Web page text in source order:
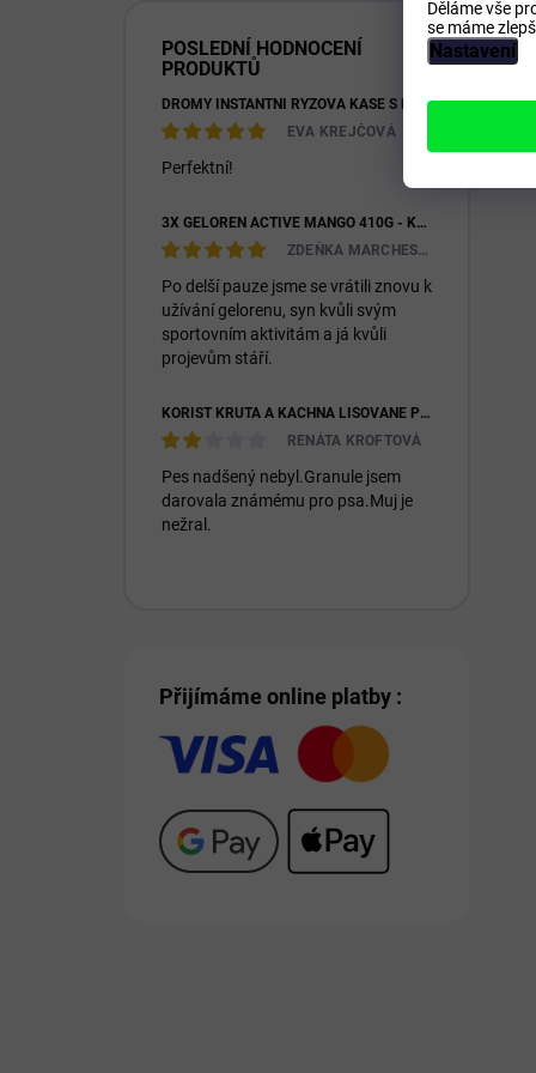
Děláme vše
se máme
Nastavení
POSLEDNÍ HODNOCENÍ
PRODUKTŮ
DROMY INSTANTNÍ RÝŽOVÁ KAŠE S KOZÍM MLÉKEM & PREBIOTIKY 1200G
EVA KREJČOVÁ
Perfektní!
3X GELOREN ACTIVE MANGO 410G - KLOUBNÍ VÝŽIVA PRO LIDI (3X 90KS)
ZDEŇKA MARCHESIOVÁ
Po delší pauze jsme se vrátili znovu k
užívání gelorenu, syn kvůli svým
sportovním aktivitám a já kvůli
projevům stáří.
KOŘIST KRŮTA A KACHNA LISOVANÉ PRO DOSPĚLÉ I ŠTĚŇATA 26/14
RENÁTA KROFTOVÁ
Pes nadšený nebyl.Granule jsem
darovala známému pro psa.Muj je
nežral.
Přijímáme online platby :